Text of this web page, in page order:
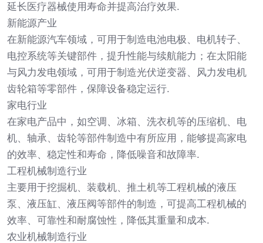
延长医疗器械使用寿命并提高治疗效果.
新能源产业
在新能源汽车领域，可用于制造电池电极、电机转子、
电控系统等关键部件，提升性能与续航能力；在太阳能
与风力发电领域，可用于制造光伏逆变器、风力发电机
齿轮箱等零部件，保障设备稳定运行.
家电行业
在家电产品中，如空调、冰箱、洗衣机等的压缩机、电
机、轴承、齿轮等部件制造中有所应用，能够提高家电
的效率、稳定性和寿命，降低噪音和故障率.
工程机械制造行业
主要用于挖掘机、装载机、推土机等工程机械的液压
泵、液压缸、液压阀等部件的制造，可提高工程机械的
效率、可靠性和耐腐蚀性，降低其重量和成本.
农业机械制造行业